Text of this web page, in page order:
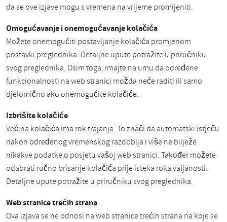
da se ove izjave mogu s vremena na vrijeme promijeniti.
Omogućavanje i onemogućavanje kolačića
Možete onemogućiti postavljanje kolačića promjenom
postavki preglednika. Detaljne upute potražite u priručniku
svog preglednika. Osim toga, imajte na umu da određene
funkcionalnosti na web stranici možda neće raditi ili samo
djelomično ako onemogućite kolačiće.
Izbrišite kolačiće
Većina kolačića ima rok trajanja. To znači da automatski istječu
nakon određenog vremenskog razdoblja i više ne bilježe
nikakve podatke o posjetu vašoj web stranici. Također možete
odabrati ručno brisanje kolačića prije isteka roka valjanosti.
Detaljne upute potražite u priručniku svog preglednika.
Web stranice trećih strana
Ova izjava se ne odnosi na web stranice trećih strana na koje se